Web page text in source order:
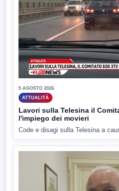
5 AGOSTO 2026
ATTUALITÀ
Lavori sulla Telesina il
l'impiego dei movieri
Code e disagi sulla Telesina a